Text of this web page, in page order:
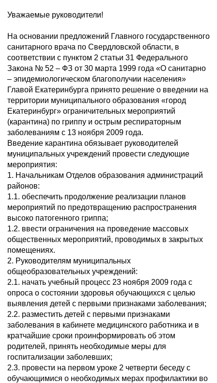
Уважаемые руководители!
На основании предложений Главного государственного
санитарного врача по Свердловской области, в
соответствии с пунктом 2 статьи 31 Федерального
Закона № 52 – ФЗ от 30 марта 1999 года «О санитарно
– эпидемиологическом благополучии населения»
Главой Екатеринбурга принято решение о введении на
территории муниципального образования «город
Екатеринбург» ограничительных мероприятий
(карантина) по гриппу и острым респираторным
заболеваниям с 13 ноября 2009 года.
Введение карантина обязывает руководителей
муниципальных учреждений провести следующие
мероприятия:
1. Начальникам Отделов образования администраций
районов:
1.1. обеспечить продолжение реализации планов
мероприятий по предотвращению распространения
высоко патогенного гриппа;
1.2. ввести ограничения на проведение массовых
общественных мероприятий, проводимых в закрытых
помещениях.
2. Руководителям муниципальных
общеобразовательных учреждений:
2.1. начать учебный процесс 23 ноября 2009 года с
опроса о состоянии здоровья обучающихся с целью
выявления детей с первыми признаками заболевания;
2.2. разместить детей с первыми признаками
заболевания в кабинете медицинского работника и в
кратчайшие сроки проинформировать об этом
родителей, принять необходимые меры для
госпитализации заболевших;
2.3. провести на первом уроке 2 четверти беседу с
обучающимися о необходимых мерах профилактики во